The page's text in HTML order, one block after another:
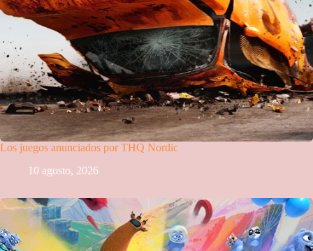
Los juegos anunciados por THQ Nordic
10 agosto, 2026